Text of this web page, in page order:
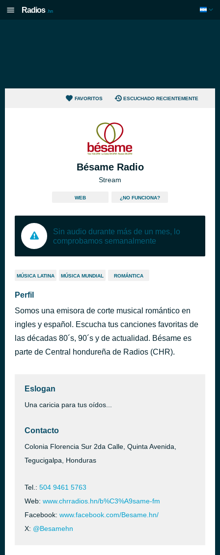
Radios .hn
FAVORITOS ESCUCHADO RECIENTEMENTE
Bésame Radio
Stream
WEB ¿NO FUNCIONA?
Sin audio durante más de un mes, lo
comprobamos semanalmente
MÚSICA LATINA MÚSICA MUNDIAL ROMÁNTICA
Perfil
Somos una emisora de corte musical romántico en
ingles y español. Escucha tus canciones favoritas de
las décadas 80´s, 90´s y de actualidad. Bésame es
parte de Central hondureña de Radios (CHR).
Eslogan
Una caricia para tus oídos...
Contacto
Colonia Florencia Sur 2da Calle, Quinta Avenida,
Tegucigalpa, Honduras
Tel.: 504 9461 5763
Web: www.chrradios.hn/b%C3%A9same-fm
Facebook: www.facebook.com/Besame.hn/
X: @Besamehn